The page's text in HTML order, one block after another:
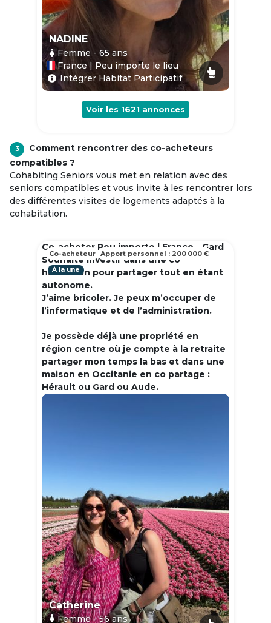
NADINE
Femme - 65 ans
France | Peu importe le lieu
Intégrer Habitat Participatif
Voir les 1621 annonces
3
Comment rencontrer des co-acheteurs
compatibles ?
Cohabiting Seniors vous met en relation avec des
seniors compatibles et vous invite à les rencontrer lors
des différentes visites de logements adaptés à la
cohabitation.
Co-acheter Peu importe | France - Gard
Souhaite investir dans une co
habitation pour partager tout en étant
autonome.
J’aime bricoler. Je peux m’occuper de
l’informatique et de l’administration.
Je possède déjà une propriété en
région centre où je compte à la retraite
partager mon temps la bas et dans une
maison en Occitanie en co partage :
Hérault ou Gard ou Aude.
À la une
Catherine
Femme- 56ans
Co-acheteur Apport personnel : 200 000 €